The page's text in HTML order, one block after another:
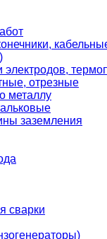
электродов,
отрезные
металлу
заземления
сварки